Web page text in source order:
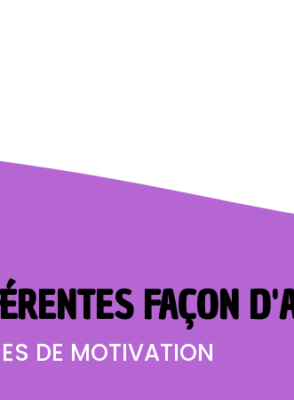
FAÇON
DE MOTIVATION